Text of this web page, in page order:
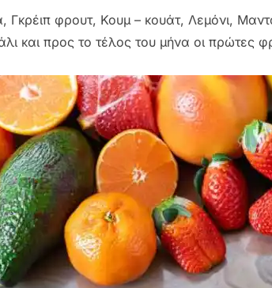
Γκρέιπ φρουτ, Κουμ – κουάτ, Λεμόνι,
και προς το τέλος του μήνα οι πρώτες